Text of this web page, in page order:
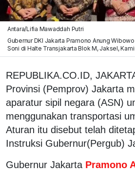
Antara/Lifia Mawaddah Putri
Gubernur DKI Jakarta Pramono Anung
Soni di Halte Transjakarta Blok M, Jaksel,
REPUBLIKA.CO.ID,
Provinsi (Pemprov) Jakarta
aparatur sipil negara (ASN)
menggunakan transportasi
Aturan itu disebut telah
Instruksi Gubernur(Pergub)
Gubernur Jakarta Pramono